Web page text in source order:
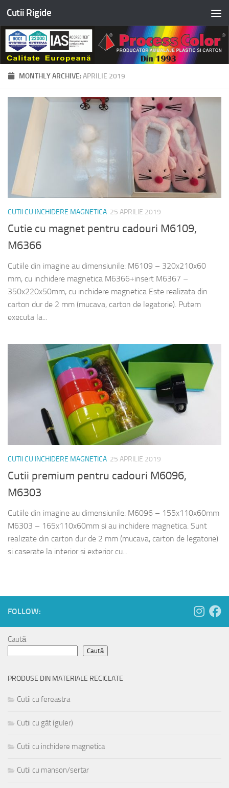
Skip to content
Cutii Rigide
MONTHLY ARCHIVE:APRILIE 2019
CUTII CU INCHIDERE MAGNETICA 25 APRILIE 2019
Cutie cu magnet pentru cadouri M6109,
M6366
Cutiile din imagine au dimensiunile: M6109 – 320x210x60
mm, cu inchidere magnetica M6366+insert M6367 –
350x220x50mm, cu inchidere magnetica Este realizata din
carton dur de 2 mm (mucava, carton de legatorie). Putem
executa la...
CUTII CU INCHIDERE MAGNETICA 25 APRILIE 2019
Cutii premium pentru cadouri M6096,
M6303
Cutiile din imagine au dimensiunile: M6096 – 155x110x60mm
M6303 – 165x110x60mm si au inchidere magnetica. Sunt
realizate din carton dur de 2 mm (mucava, carton de legatorie)
si caserate la interior si exterior cu...
FOLLOW:
Caută
Caută
PRODUSE DIN MATERIALE RECICLATE
Cutii cu fereastra
Cutii cu gât (guler)
Cutii cu inchidere magnetica
Cutii cu manson/sertar